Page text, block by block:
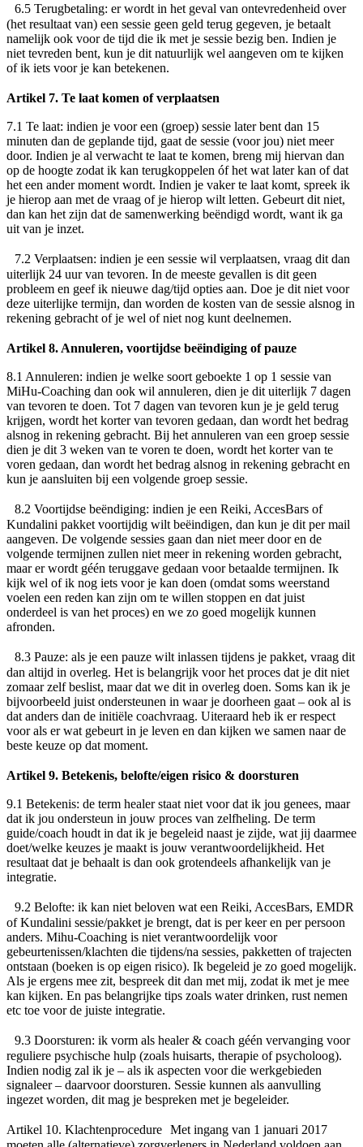
6.5 Terugbetaling: er wordt in het geval van ontevredenheid over
(het resultaat van) een sessie geen geld terug gegeven, je betaalt
namelijk ook voor de tijd die ik met je sessie bezig ben. Indien je
niet tevreden bent, kun je dit natuurlijk wel aangeven om te kijken
of ik iets voor je kan betekenen.
Artikel 7. Te laat komen of verplaatsen
7.1 Te laat: indien je voor een (groep) sessie later bent dan 15
minuten dan de geplande tijd, gaat de sessie (voor jou) niet meer
door. Indien je al verwacht te laat te komen, breng mij hiervan dan
op de hoogte zodat ik kan terugkoppelen óf het wat later kan of dat
het een ander moment wordt. Indien je vaker te laat komt, spreek ik
je hierop aan met de vraag of je hierop wilt letten. Gebeurt dit niet,
dan kan het zijn dat de samenwerking beëndigd wordt, want ik ga
uit van je inzet.
7.2 Verplaatsen: indien je een sessie wil verplaatsen, vraag dit dan
uiterlijk 24 uur van tevoren. In de meeste gevallen is dit geen
probleem en geef ik nieuwe dag/tijd opties aan. Doe je dit niet voor
deze uiterlijke termijn, dan worden de kosten van de sessie alsnog in
rekening gebracht of je wel of niet nog kunt deelnemen.
Artikel 8. Annuleren, voortijdse beëindiging of pauze
8.1 Annuleren: indien je welke soort geboekte 1 op 1 sessie van
MiHu-Coaching dan ook wil annuleren, dien je dit uiterlijk 7 dagen
van tevoren te doen. Tot 7 dagen van tevoren kun je je geld terug
krijgen, wordt het korter van tevoren gedaan, dan wordt het bedrag
alsnog in rekening gebracht. Bij het annuleren van een groep sessie
dien je dit 3 weken van te voren te doen, wordt het korter van te
voren gedaan, dan wordt het bedrag alsnog in rekening gebracht en
kun je aansluiten bij een volgende groep sessie.
8.2 Voortijdse beëndiging: indien je een Reiki, AccesBars of
Kundalini pakket voortijdig wilt beëindigen, dan kun je dit per mail
aangeven. De volgende sessies gaan dan niet meer door en de
volgende termijnen zullen niet meer in rekening worden gebracht,
maar er wordt géén teruggave gedaan voor betaalde termijnen. Ik
kijk wel of ik nog iets voor je kan doen (omdat soms weerstand
voelen een reden kan zijn om te willen stoppen en dat juist
onderdeel is van het proces) en we zo goed mogelijk kunnen
afronden.
8.3 Pauze: als je een pauze wilt inlassen tijdens je pakket, vraag dit
dan altijd in overleg. Het is belangrijk voor het proces dat je dit niet
zomaar zelf beslist, maar dat we dit in overleg doen. Soms kan ik je
bijvoorbeeld juist ondersteunen in waar je doorheen gaat – ook al is
dat anders dan de initiële coachvraag. Uiteraard heb ik er respect
voor als er wat gebeurt in je leven en dan kijken we samen naar de
beste keuze op dat moment.
Artikel 9. Betekenis, belofte/eigen risico & doorsturen
9.1 Betekenis: de term healer staat niet voor dat ik jou genees, maar
dat ik jou ondersteun in jouw proces van zelfheling. De term
guide/coach houdt in dat ik je begeleid naast je zijde, wat jij daarmee
doet/welke keuzes je maakt is jouw verantwoordelijkheid. Het
resultaat dat je behaalt is dan ook grotendeels afhankelijk van je
integratie.
9.2 Belofte: ik kan niet beloven wat een Reiki, AccesBars, EMDR
of Kundalini sessie/pakket je brengt, dat is per keer en per persoon
anders. Mihu-Coaching is niet verantwoordelijk voor
gebeurtenissen/klachten die tijdens/na sessies, pakketten of trajecten
ontstaan (boeken is op eigen risico). Ik begeleid je zo goed mogelijk.
Als je ergens mee zit, bespreek dit dan met mij, zodat ik met je mee
kan kijken. En pas belangrijke tips zoals water drinken, rust nemen
etc toe voor de juiste integratie.
9.3 Doorsturen: ik vorm als healer & coach géén vervanging voor
reguliere psychische hulp (zoals huisarts, therapie of psycholoog).
Indien nodig zal ik je – als ik aspecten voor die werkgebieden
signaleer – daarvoor doorsturen. Sessie kunnen als aanvulling
ingezet worden, dit mag je bespreken met je begeleider.
Artikel 10. Klachtenprocedure Met ingang van 1 januari 2017